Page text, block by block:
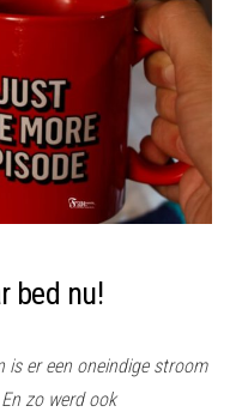
bed nu!
is er een oneindige stroom
zo werd ook